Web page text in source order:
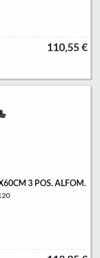
110,55 €
3 POS. ALFOM.